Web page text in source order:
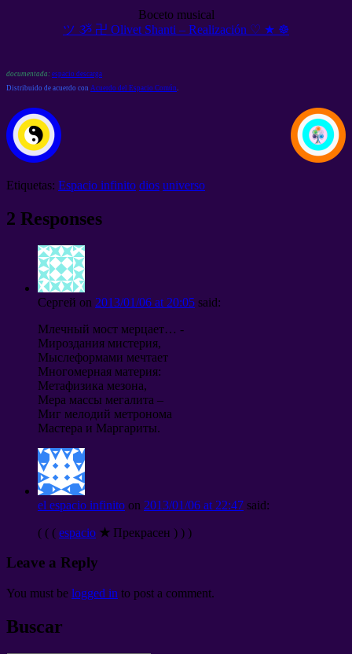
Boceto musical
ツ ૐ 卍 Olivet Shanti – Realización ♡ ★ ☸
documentada: espacio descarga
Distribuido de acuerdo con Acuerdo del Espacio Común
Etiquetas: Espacio infinito dios universo
2 Responses
Сергей on 2013/01/06 at 20:05 said:
Млечный мост мерцает… -
Мироздания мистерия,
Мыслеформами мечтает
Многомерная материя:
Метафизика мезона,
Мера массы мегалита –
Миг мелодий метронома
Мастера и Маргариты.
el espacio infinito on 2013/01/06 at 22:47 said:
( ( ( espacio ★ Прекрасен ) ) )
Leave a Reply
You must be logged in to post a comment.
Buscar